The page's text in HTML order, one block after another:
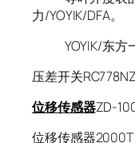
力/YOYIK/DFA。
YOYIK/东方一
压差开关
位移传感器ZD-
位移传感器